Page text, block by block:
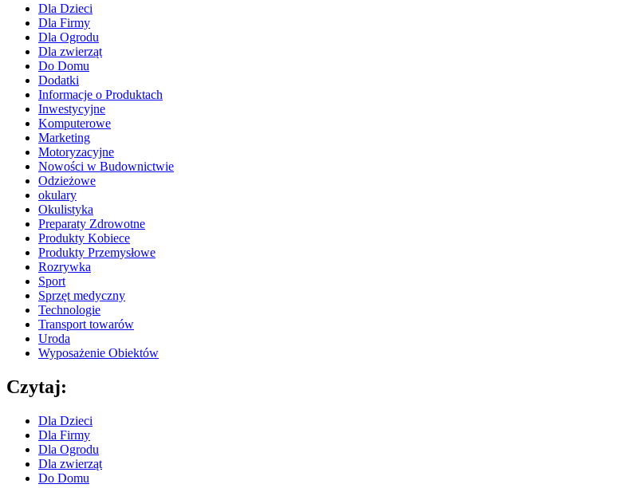
Dla Dzieci
Dla Firmy
Dla Ogrodu
Dla zwierząt
Do Domu
Dodatki
Informacje o Produktach
Inwestycyjne
Komputerowe
Marketing
Motoryzacyjne
Nowości w Budownictwie
Odzieżowe
okulary
Okulistyka
Preparaty Zdrowotne
Produkty Kobiece
Produkty Przemysłowe
Rozrywka
Sport
Sprzęt medyczny
Technologie
Transport towarów
Uroda
Wyposażenie Obiektów
Czytaj:
Dla Dzieci
Dla Firmy
Dla Ogrodu
Dla zwierząt
Do Domu